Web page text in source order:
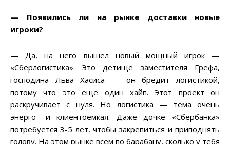
— Появились ли на рынке доставки новые
игроки?
— Да, на него вышел новый мощный игрок —
«Сберлогистика». Это детище заместителя Грефа,
господина Льва Хасиса — он бредит логистикой,
потому что это еще один хайп. Этот проект он
раскручивает с нуля. Но логистика — тема очень
энерго- и клиентоемкая. Даже дочке «Сбербанка»
потребуется 3-5 лет, чтобы закрепиться и приподнять
голову. На этом рынке всем по барабану, сколько у тебя